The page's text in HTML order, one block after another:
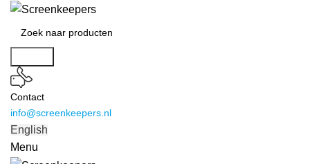
Contact
info@screenkeepers.nl
English
Menu